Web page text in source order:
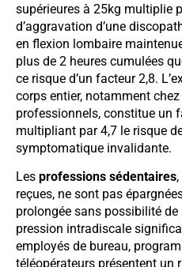
supérieures à 25kg multiplie
d’aggravation d’une
en flexion lombaire
plus de 2 heures cumulées
ce risque d’un facteur 2,8.
corps entier, notamment
professionnels, constitue un
multipliant par 4,7 le risque
symptomatique invalidante.
Les professions sédentaires
reçues, ne sont pas
prolongée sans possibilité
pression intradiscale
employés de bureau,
téléopérateurs présentent un